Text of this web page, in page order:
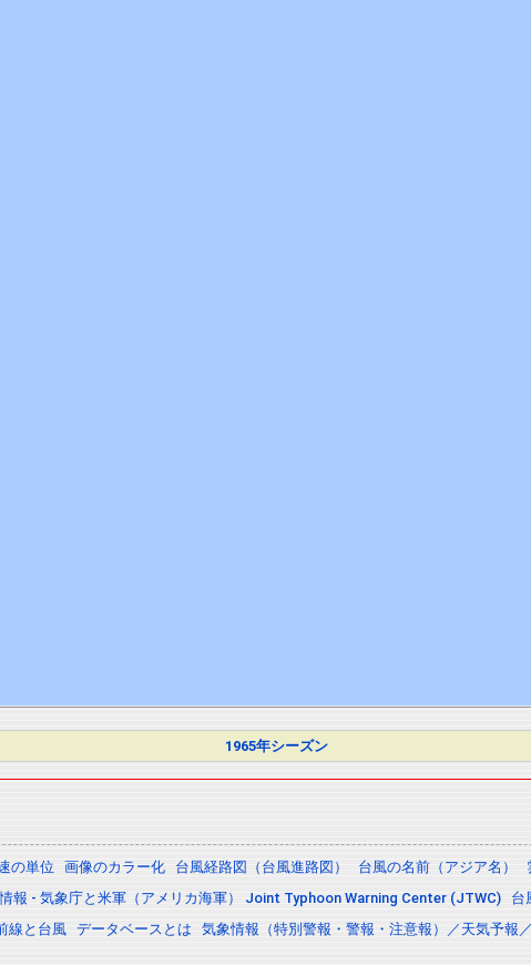
1965年シーズン
の単位 画像のカラー化 台風経路図（台風進路図） 台風の名前（アジア名）
報 - 気象庁と米軍（アメリカ海軍） Joint Typhoon Warning Center (JTWC) 台
線と台風 データベースとは 気象情報（特別警報・警報・注意報）／天気予報